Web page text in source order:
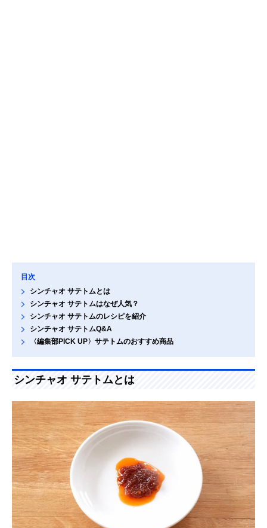
目次
シンチャオ サテトムとは
シンチャオ サテトムはなぜ人気？
シンチャオ サテトムのレシピを紹介
シンチャオ サテトムQ&A
〈編集部PICK UP〉サテトムのおすすめ商品
シンチャオ サテトムとは